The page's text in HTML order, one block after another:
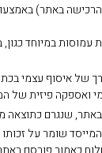
במיוחד
שומר על